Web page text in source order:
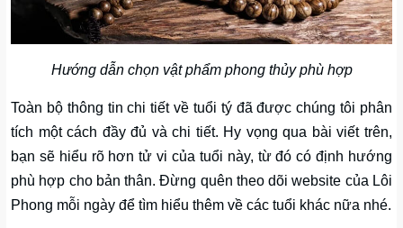
Hướng dẫn chọn vật phẩm phong thủy phù hợp
Toàn bộ thông tin chi tiết về tuổi tý đã được chúng tôi phân
tích một cách đầy đủ và chi tiết. Hy vọng qua bài viết trên,
bạn sẽ hiểu rõ hơn tử vi của tuổi này, từ đó có định hướng
phù hợp cho bản thân. Đừng quên theo dõi website của Lôi
Phong mỗi ngày để tìm hiểu thêm về các tuổi khác nữa nhé.